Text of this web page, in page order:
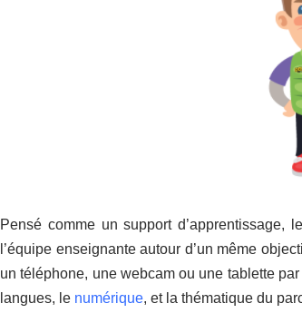
Pensé comme un support
l’équipe enseignante autour d’un même
un téléphone, une webcam ou une tablette
langues, le numérique, et la thématique du